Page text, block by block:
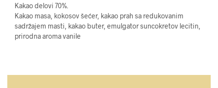
Kakao delovi 70%.
Kakao masa, kokosov šećer, kakao prah sa redukovanim
sadržajem masti, kakao buter, emulgator suncokretov lecitin,
prirodna aroma vanile